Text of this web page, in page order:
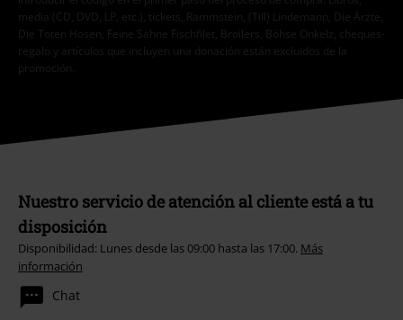
media (CD, DVD, LP, etc.), tickets, Rammstein, (Till) Lindemann, Die Ärzte,
Die Toten Hosen, Feine Sahne Fischfilet, Broilers, Böhse Onkelz, cheques-
regalo y artículos que incluyen una donación están excluidos de la
promoción.
Nuestro servicio de atención al cliente está a tu
disposición
Disponibilidad: Lunes desde las 09:00 hasta las 17:00. Más
información
Chat